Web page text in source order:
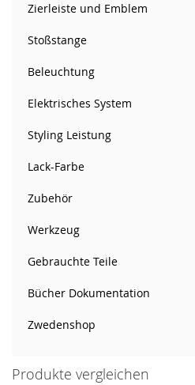
Zierleiste und Emblem
Stoßstange
Beleuchtung
Elektrisches System
Styling Leistung
Lack-Farbe
Zubehör
Werkzeug
Gebrauchte Teile
Bücher Dokumentation
Zwedenshop
Produkte vergleichen